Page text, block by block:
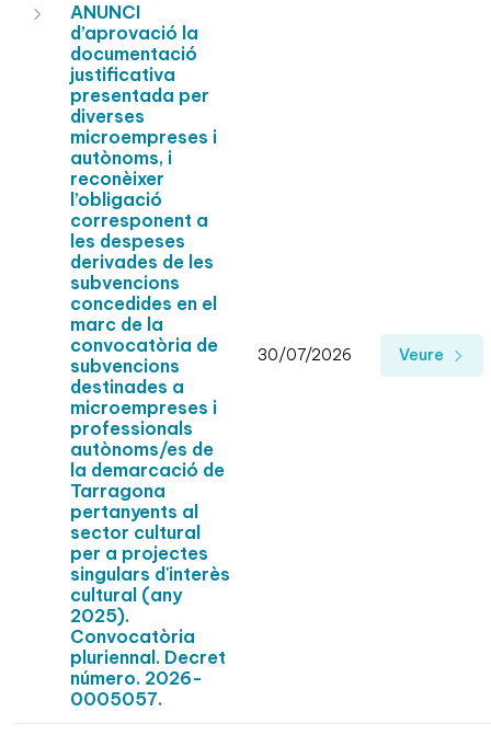
ANUNCI
d’aprovació la
documentació
justificativa
presentada per
diverses
microempreses i
autònoms, i
reconèixer
l’obligació
corresponent a
les despeses
derivades de les
subvencions
concedides en el
marc de la
convocatòria de
subvencions
destinades a
microempreses i
professionals
autònoms/es de
la demarcació de
Tarragona
pertanyents al
sector cultural
per a projectes
singulars d'interès
cultural (any
2025).
Convocatòria
pluriennal. Decret
número. 2026-
0005057.
30/07/2026 Veure